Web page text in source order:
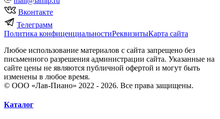
Вконтакте
Телеграмм
Политика конфиценциальностиРеквизитыКарта сайта
Любое использование материалов с сайта запрещено без
письменного разрешения администрации сайта. Указанные на
сайте цены не являются публичной офертой и могут быть
изменены в любое время.
© ООО «Лав-Пиано» 2022 - 2026. Все права защищены.
Каталог